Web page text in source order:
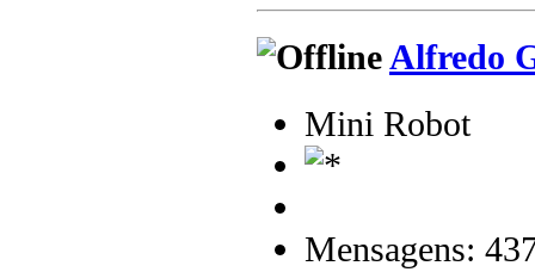
Alfredo
Mini Robot
Mensagens: